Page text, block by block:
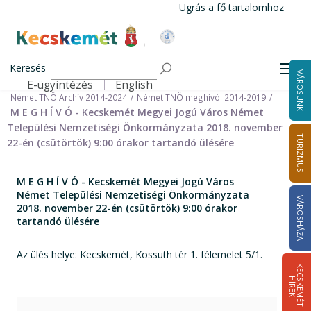
tartalomra
Ugrás a fő tartalomhoz
Kecskemét Város Honlapja
Keresés
Felső navigáció
E-ügyintézés English VÁROSUNK
TURIZMUS
VÁROSHÁZA
K
E
C
S
K
E
M
É
T
I
HÍ
R
E
K
Önkormányzat
Nemzetiségi Önkormányzatok
Német Települési Nemzetiségi Önkormányzat
Német TNÖ Archív 2014-2024
Német TNÖ meghívói 2014-2019
M E G H Í V Ó - Kecskemét Megyei Jogú Város Német
Települési Nemzetiségi Önkormányzata 2018. november
22-én (csütörtök) 9:00 órakor tartandó ülésére
M E G H Í V Ó - Kecskemét Megyei Jogú Város
Német Települési Nemzetiségi Önkormányzata
2018. november 22-én (csütörtök) 9:00 órakor
tartandó ülésére
Az ülés helye: Kecskemét, Kossuth tér 1. félemelet 5/1.